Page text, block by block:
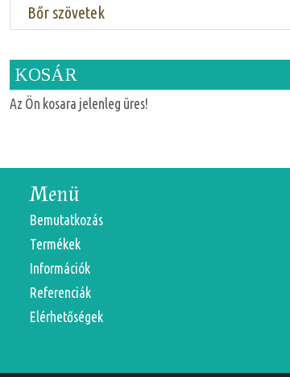
Bőr szövetek
KOSÁR
Az Ön kosara jelenleg üres!
Menü
Bemutatkozás
Termékek
Információk
Referenciák
Elérhetőségek